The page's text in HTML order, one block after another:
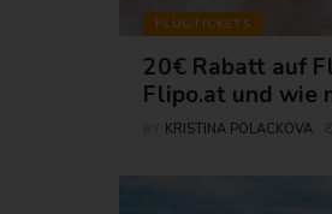
FLUGTICKETS
20€ Rabatt auf
Flipo.at und wie
KRISTINA POLACKOVA